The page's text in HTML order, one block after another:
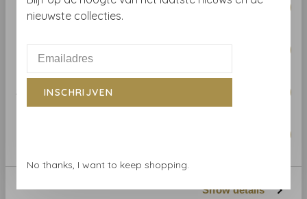
Selection
Necessary
Statistics
Show details
Gerelateerde producten
Tres-Tintas Tres-Tintas
nieuwste collecties.
INSCHRIJVEN
No thanks, I want to keep shopping.